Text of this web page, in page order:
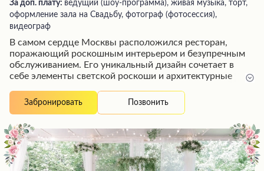
За доп. плату: ведущий (шоу-программа), живая музыка, торт,
оформление зала на Свадьбу, фотограф (фотосессия),
видеограф
В самом сердце Москвы расположился ресторан,
поражающий роскошным интерьером и безупречным
обслуживанием. Его уникальный дизайн сочетает в
себе элементы светской роскоши и архитектурные
напоминают галереи искусства. Изысканная кухня
предлагает блюда на любой вкус, а меню удовлетворит
персонал окружает каждого гостя вниманием, создавая
атмосферу гостеприимства и европейского величия.
Это идеальное место как для важных мероприятий, так
и для романтического ужина или семейного бранча в
Забронировать Позвонить